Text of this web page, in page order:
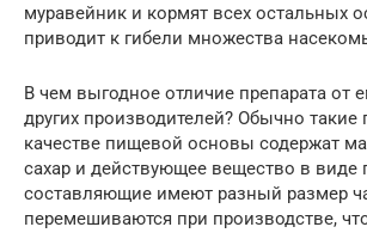
муравейник и кормят всех остальных
приводит к гибели множества
В чем выгодное отличие препарата от
других производителей? Обычно такие
качестве пищевой основы содержат
сахар и действующее вещество в виде
составляющие имеют разный размер
перемешиваются при производстве,